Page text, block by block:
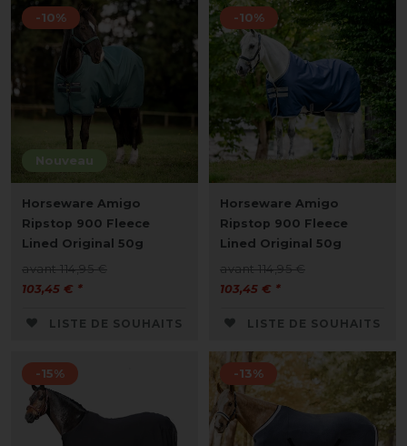
Nouveau
-10%
Horseware Amigo
Ripstop 900 Fleece
Lined Original 50g
avant 114,95 €
103,45 € *
LISTE DE SOUHAITS
-10%
Horseware Amigo
Ripstop 900 Fleece
Lined Original 50g
avant 114,95 €
103,45 € *
LISTE DE SOUHAITS
-15% -13%